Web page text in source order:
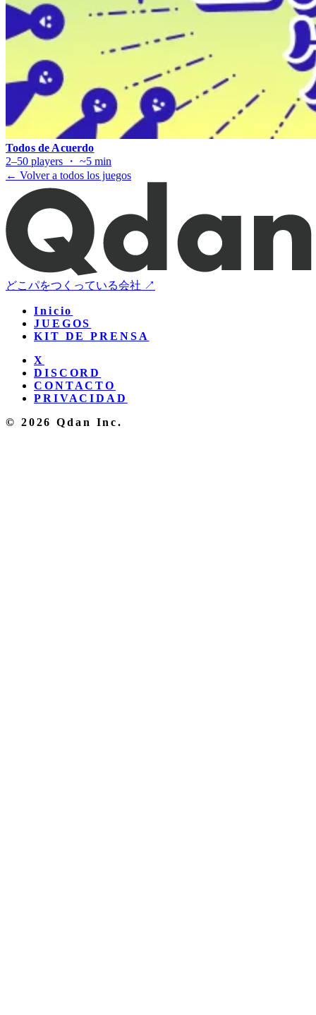
Todos de Acuerdo
2–50 players ・ ~5 min
← Volver a todos los juegos
どこパをつくっている会社 ↗
Inicio
JUEGOS
KIT DE PRENSA
X
DISCORD
CONTACTO
PRIVACIDAD
© 2026 Qdan Inc.